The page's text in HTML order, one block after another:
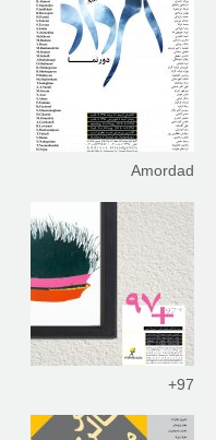
Amordad
97+